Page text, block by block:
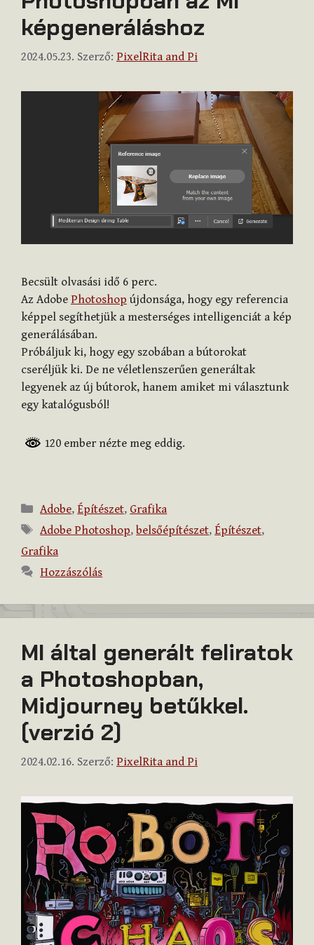
képgeneráláshoz
2024.05.23. Szerző: PixelRita and Pi
Becsült olvasási idő 6 perc.
Az Adobe Photoshop újdonsága, hogy egy referencia
képpel segíthetjük a mesterséges intelligenciát a kép
generálásában.
Próbáljuk ki, hogy egy szobában a bútorokat
cseréljük ki. De ne véletlenszerűen generáltak
legyenek az új bútorok, hanem amiket mi választunk
egy katalógusból!
120 ember nézte meg eddig.
Kategória
Adobe, Építészet, Grafika
Címkék
Adobe Photoshop,belsőépítészet, Építészet,
Grafika
Hozzászólás
MI által generált feliratok
a Photoshopban,
Midjourney betűkkel.
(verzió 2)
2024.02.16. Szerző: PixelRita and Pi